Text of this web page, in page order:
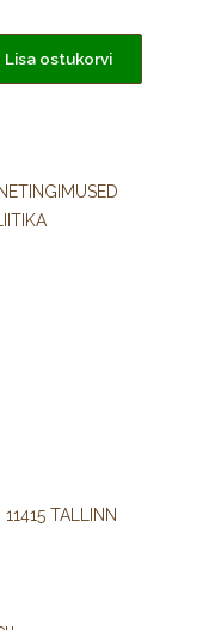
pakendite ja
nii offset-, digi-
ning keskkonnasõbralik
Lisa ostukorvi
TALLINN